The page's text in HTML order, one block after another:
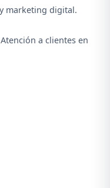
marketing digital.
a clientes en